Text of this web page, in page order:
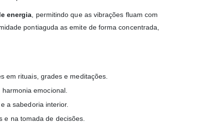
energia , permitindo que as vibrações fluam com
pontiaguda as emite de forma concentrada,
em rituais, grades e meditações.
emocional.
a sabedoria interior.
e na tomada de decisões.